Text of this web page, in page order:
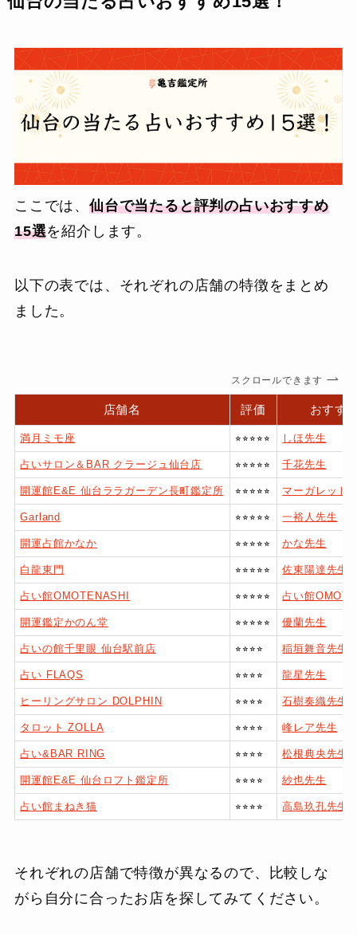
ここでは、 仙台で当たると評判の占いおすすめ
15選を紹介します。
以下の表では、それぞれの店舗の特徴をまとめ
ました。
スクロールできます
店舗名 評価 おすす
満月ミモ座 ⭐︎⭐︎⭐︎⭐︎⭐︎ しほ先生
占いサロン＆BAR クラージュ仙台店 ⭐︎⭐︎⭐︎⭐︎⭐︎ 千花先生
開運館E&E 仙台ララガーデン長町鑑定所 ⭐︎⭐︎⭐︎⭐︎⭐︎ マーガレット
Garland ⭐︎⭐︎⭐︎⭐︎⭐︎ 一裕人先生
開運占館かなか ⭐︎⭐︎⭐︎⭐︎⭐︎ かな先生
白龍東門 ⭐︎⭐︎⭐︎⭐︎⭐︎ 佐東陽達先生
占い館OMOTENASHI ⭐︎⭐︎⭐︎⭐︎⭐︎ 占い館
開運鑑定かのん堂 ⭐︎⭐︎⭐︎⭐︎⭐︎ 優蘭先生
占いの館千里眼 仙台駅前店 ⭐︎⭐︎⭐︎⭐︎ 稲垣舞音先生
占い FLAQS ⭐︎⭐︎⭐︎⭐︎ 龍星先生
ヒーリングサロン DOLPHIN ⭐︎⭐︎⭐︎⭐︎ 石樹奏織先生
タロット ZOLLA ⭐︎⭐︎⭐︎⭐︎ 峰レア先生
占い&BAR RING ⭐︎⭐︎⭐︎⭐︎ 松根典央先生
開運館E&E 仙台ロフト鑑定所 ⭐︎⭐︎⭐︎⭐︎ 紗也先生
占い館まねき猫 ⭐︎⭐︎⭐︎⭐︎ 高島玖孔先生
それぞれの店舗で特徴が異なるので、比較しな
がら自分に合ったお店を探してみてください。